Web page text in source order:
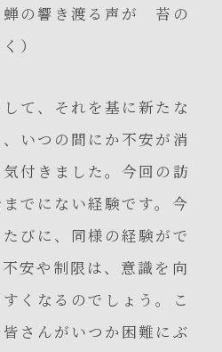
の響き渡る声が 苔の
）
て、それを基に新たな
いつの間にか不安が消
付きました。今回の訪
でにない経験です。今
びに、同様の経験がで
安や制限は、意識を向
くなるのでしょう。こ
さんがいつか困難にぶ